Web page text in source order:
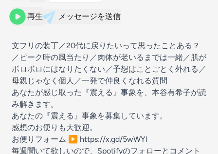
再生 メッセージを送信
文フリの装丁／20代に戻りたいって思ったことある？
／ピーク時の風当たり／肉体が老いるまでは一緒／肌が
ボロボロにはなりたくない／予想はことごとく外れる／
母親じゃなく個人／一発で仲良くなれる質問
あなたが感じ取った『震える』事象を、本谷有希子が読
み解きます。
あなたの『震える』事象を募集しています。
感想のお便りも大歓迎。
お便りフォーム ▶︎ https://x.gd/5wWYl
毎週聞いて欲しいので、Spotifyのフォローとコメント